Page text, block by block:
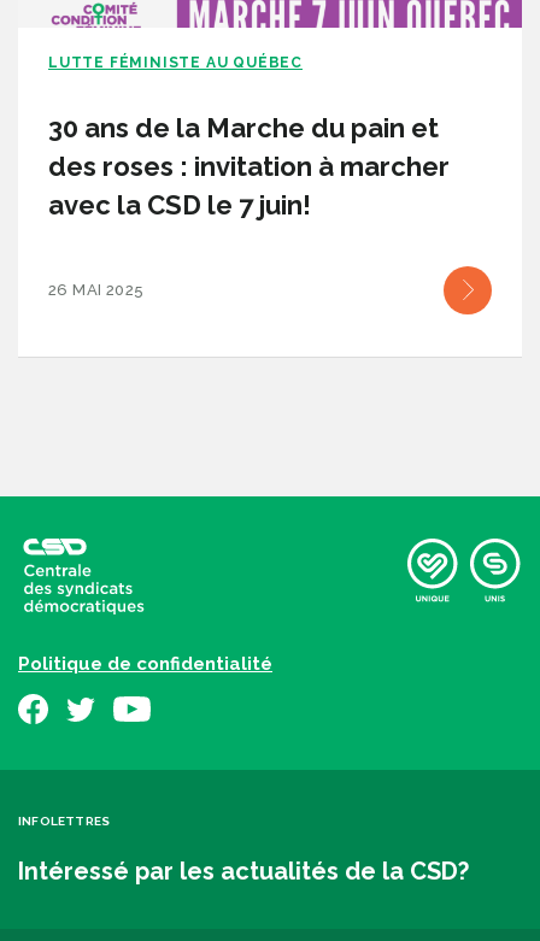
LUTTE FÉMINISTE AU QUÉBEC
30 ans de la Marche du pain et
des roses : invitation à marcher
avec la CSD le 7 juin!
26 MAI 2025
Politique de confidentialité
INFOLETTRES
Intéressé par les actualités de la CSD?